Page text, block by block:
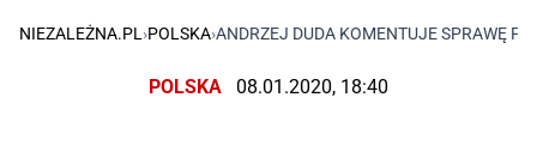
NIEZALEŻNA.PL ›POLSKA›ANDRZEJ DUDA KOMENTUJE SPRAWĘ
POLSKA 08.01.2020, 18:40